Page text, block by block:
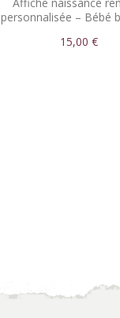
personnalisée – Bébé
15,00 €